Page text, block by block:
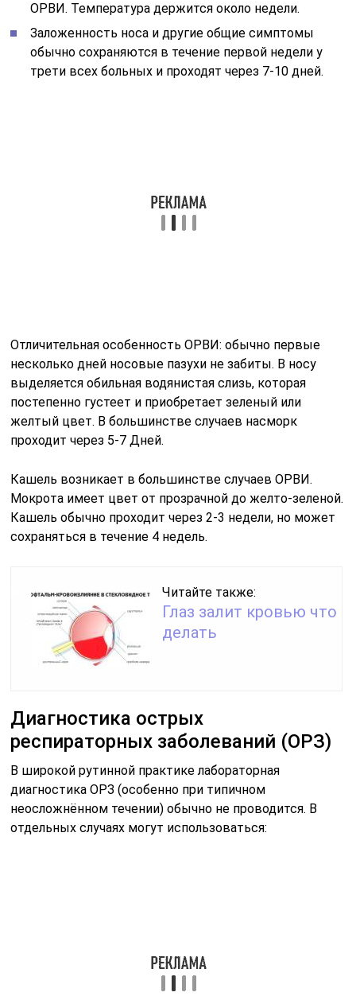
ОРВИ. Температура держится около недели.
Заложенность носа и другие общие симптомы
обычно сохраняются в течение первой недели у
трети всех больных и проходят через 7-10 дней.
Отличительная особенность ОРВИ: обычно первые
несколько дней носовые пазухи не забиты. В носу
выделяется обильная водянистая слизь, которая
постепенно густеет и приобретает зеленый или
желтый цвет. В большинстве случаев насморк
проходит через 5-7 Дней.
Кашель возникает в большинстве случаев ОРВИ.
Мокрота имеет цвет от прозрачной до желто-зеленой.
Кашель обычно проходит через 2-3 недели, но может
сохраняться в течение 4 недель.
Читайте также:
Глаз залит кровью что
делать
Диагностика острых
респираторных заболеваний (ОРЗ)
В широкой рутинной практике лабораторная
диагностика ОРЗ (особенно при типичном
неосложнённом течении) обычно не проводится. В
отдельных случаях могут использоваться: